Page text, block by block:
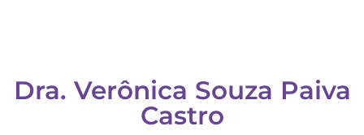
Dra. Verônica Souza Paiva
Castro